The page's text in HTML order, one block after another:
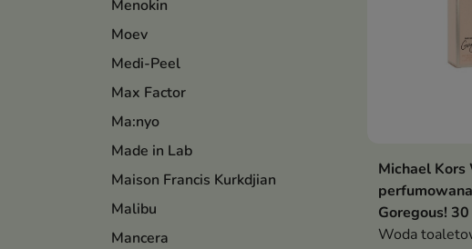
Menokin
Moev
Medi-Peel
Max Factor
Ma:nyo
Made in Lab
Maison Francis Kurkdjian
Malibu
Mancera

Michael Kors
Goregous!
Woda